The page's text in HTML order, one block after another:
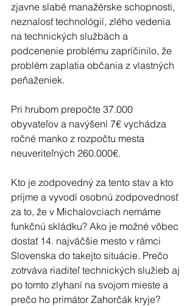
zjavne slabé manažérske schopnosti,
neznalosť technológií, zlého vedenia
na technických službách a
podcenenie problému zapríčinilo, že
problém zaplatia občania z vlastných
peňaženiek.
Pri hrubom prepočte 37.000
obyvateľov a navýšení 7€ vychádza
ročné manko z rozpočtu mesta
neuveriteľných 260.000€.
Kto je zodpovedný za tento stav a kto
príjme a vyvodí osobnú zodpovednosť
za to, že v Michalovciach nemáme
funkčnú skládku? Ako je možné vôbec
dostať 14. najväčšie mesto v rámci
Slovenska do takejto situácie. Prečo
zotrváva riaditeľ technických služieb aj
po tomto zlyhaní na svojom mieste a
prečo ho primátor Zahorčák kryje?